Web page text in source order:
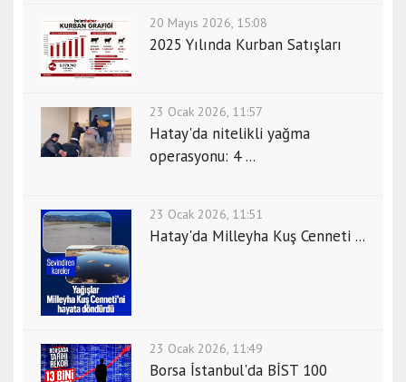
20 Mayıs 2026, 15:08
2025 Yılında Kurban Satışları
23 Ocak 2026, 11:57
Hatay'da nitelikli yağma
operasyonu: 4 ...
23 Ocak 2026, 11:51
Hatay'da Milleyha Kuş Cenneti ...
23 Ocak 2026, 11:49
Borsa İstanbul'da BİST 100